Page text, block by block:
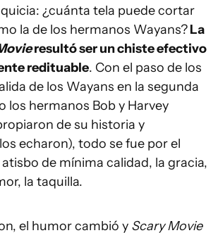
¿cuánta tela puede cortar
la de los hermanos Wayans?La
resultó ser un chiste efectivo
redituable. Con el paso de los
de los Wayans en la segunda
los hermanos Bob y Harvey
de su historia y
echaron), todo se fue por el
de mínima calidad, la gracia,
la taquilla.
el humor cambió y Scary Movie